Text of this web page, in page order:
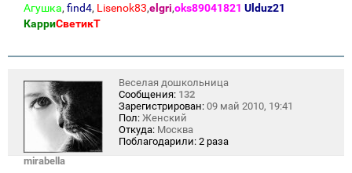
Агушка, find4, Lisenok83,elgri,oks89041821 Ulduz21
КарриСветикТ
mirabella
Веселая дошкольница
Сообщения: 132
Зарегистрирован: 09 май 2010, 19:41
Пол: Женский
Откуда: Москва
Поблагодарили: 2 раза